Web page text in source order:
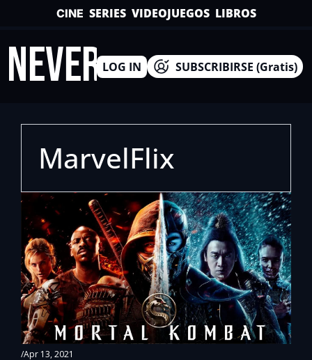
CINE SERIES VIDEOJUEGOS LIBROS
LOG IN SUBSCRIBIRSE (Gratis)
MarvelFlix
/Apr 13, 2021